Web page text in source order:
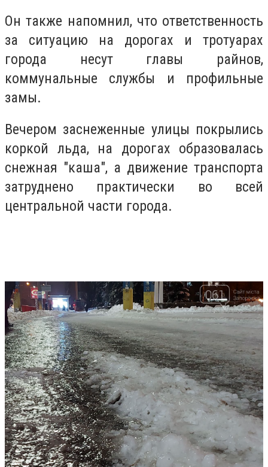
Он также напомнил, что ответственность
за ситуацию на дорогах и тротуарах
города несут главы райнов,
коммунальные службы и профильные
замы.
Вечером заснеженные улицы покрылись
коркой льда, на дорогах образовалась
снежная "каша", а движение транспорта
затруднено практически во всей
центральной части города.